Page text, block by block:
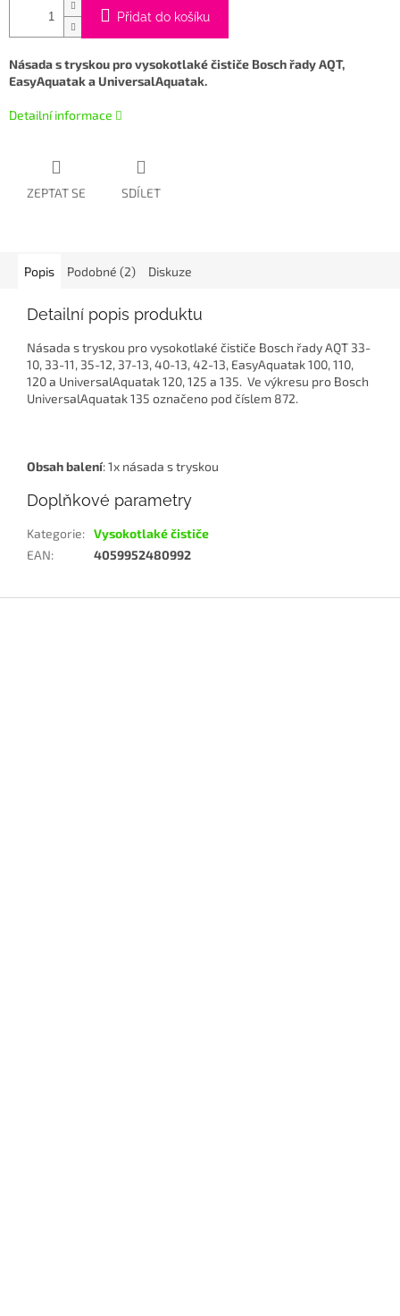
Přidat do košíku
Násada s tryskou pro vysokotlaké čističe Bosch řady AQT,
EasyAquatak a UniversalAquatak.
Detailní informace
ZEPTAT SE SDÍLET
Popis Podobné (2) Diskuze
Detailní popis produktu
Násada s tryskou pro vysokotlaké čističe Bosch řady AQT 33-
10, 33-11, 35-12, 37-13, 40-13, 42-13, EasyAquatak 100, 110,
120 a UniversalAquatak 120, 125 a 135. Ve výkresu pro Bosch
UniversalAquatak 135 označeno pod číslem 872.
Obsah balení: 1x násada s tryskou
Doplňkové parametry
Kategorie: Vysokotlaké čističe
EAN: 4059952480992